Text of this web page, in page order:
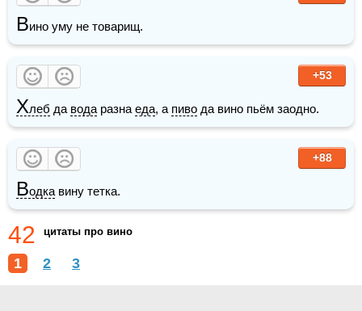
Вино уму не товарищ.
+53
Хлеб да вода разна еда, а пиво да вино пьём заодно.
+88
Водка вину тетка.
42 цитаты про вино
1 2 3